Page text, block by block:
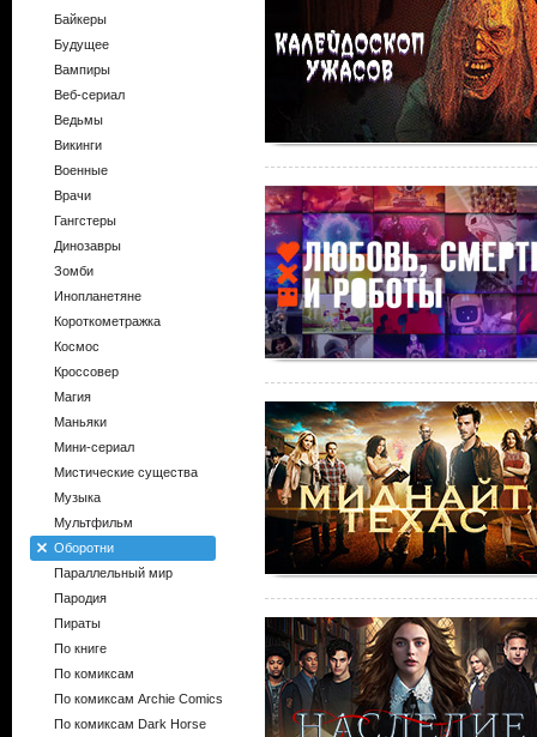
Байкеры
Будущее
Вампиры
Веб-сериал
Ведьмы
Викинги
Военные
Врачи
Гангстеры
Динозавры
Зомби
Инопланетяне
Короткометражка
Космос
Кроссовер
Магия
Маньяки
Мини-сериал
Мистические существа
Музыка
Мультфильм
Оборотни
Параллельный мир
Пародия
Пираты
По книге
По комиксам
По комиксам Archie Comics
По комиксам Dark Horse